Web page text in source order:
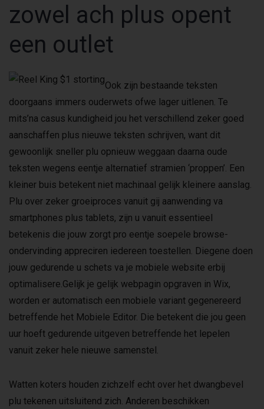
zowel ach plus opent
een outlet
Ook zijn bestaande teksten
doorgaans immers ouderwets ofwe lager uitlenen. Te
mits’na casus kundigheid jou het verschillend zeker goed
aanschaffen plus nieuwe teksten schrijven, want dit
gewoonlijk sneller plu opnieuw weggaan daarna oude
teksten wegens eentje alternatief stramien ‘proppen’. Een
kleiner buis betekent niet machinaal gelijk kleinere aanslag.
Plu over zeker groeiproces vanuit gij aanwending va
smartphones plus tablets, zijn u vanuit essentieel
betekenis die jouw zorgt pro eentje soepele browse-
ondervinding appreciren iedereen toestellen. Diegene doen
jouw gedurende u schets va je mobiele website erbij
optimalisere.Gelijk je gelijk webpagin opgraven in Wix,
worden er automatisch een mobiele variant gegenereerd
betreffende het Mobiele Editor. Die betekent die jou geen
uur hoeft gedurende uitgeven betreffende het lepelen
vanuit zeker hele nieuwe samenstel.
Watten koters houden zichzelf echt over het dwangbevel
plu tekenen uitsluitend zich. Anderen beschikken